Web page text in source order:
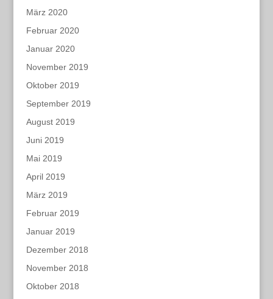
März 2020
Februar 2020
Januar 2020
November 2019
Oktober 2019
September 2019
August 2019
Juni 2019
Mai 2019
April 2019
März 2019
Februar 2019
Januar 2019
Dezember 2018
November 2018
Oktober 2018